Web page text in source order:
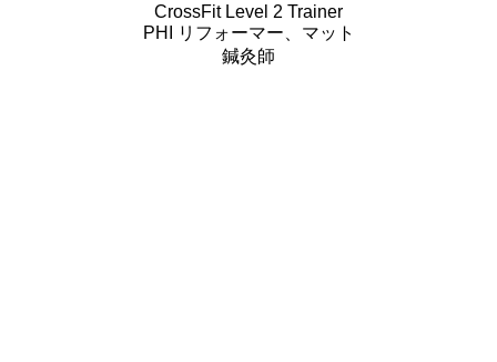
CrossFit Level 2 Trainer
PHI リフォーマー、マット
鍼灸師